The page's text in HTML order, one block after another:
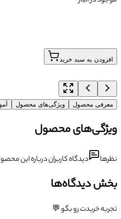
افزودن به سبد خرید
معرفی محصول ویژگی‌های محصول
ویژگی‌های محصول
نظرها دیدگاه کاربران درباره این
بخش دیدگاه‌ها
تجربه خریدت رو بگو 💬